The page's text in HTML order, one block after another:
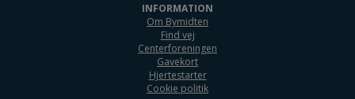
INFORMATION
Om Bymidten
Find vej
Centerforeningen
Gavekort
Hjertestarter
Cookie politik